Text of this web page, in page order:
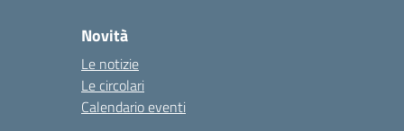
Novità
Le notizie
Le circolari
Calendario eventi